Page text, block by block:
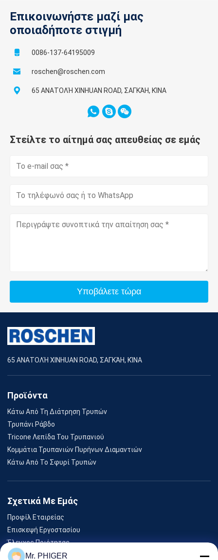
Επικοινωνήστε μαζί μας
οποιαδήποτε στιγμή
0086-137-64195009
roschen@roschen.com
65 ΑΝΑΤΟΛΉ XINHUAN ROAD, ΣΑΓΚΆΗ, ΚΊΝΑ
Στείλτε το αίτημά σας απευθείας σε εμάς
Υποβάλετε τώρα
65 ΑΝΑΤΟΛΉ XINHUAN ROAD, ΣΑΓΚΆΗ, ΚΊΝΑ
Προϊόντα
Κάτω Από Τη Διάτρηση Τρυπών
Τρυπάνι Ράβδο
Tricone Λεπίδα Του Τρυπανιού
Κομμάτια Τρυπανιών Πυρήνων Διαμαντιών
Κάτω Από Το Σφυρί Τρυπών
Σχετικά Με Εμάς
Προφίλ Εταιρείας
Επισκεψή Εργοστασίου
Έλεγχος Ποιότητας
SitemapMr. PHIGER